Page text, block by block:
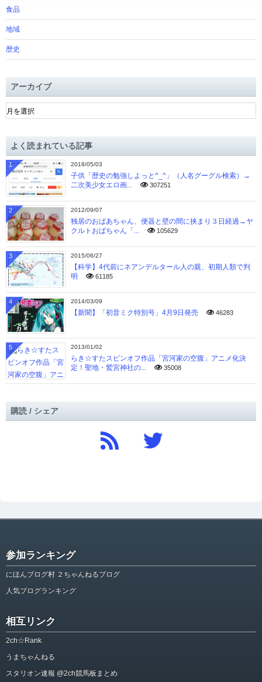
食品
地域
歴史
アーカイブ
ア
ー
ブよく読まれている記事
2018/05/03
子供「歴史の勉強しよっと^_^」（人名グーグル検索）→
二次美少女エロ画...
307251
1
2012/09/07
独居のおばあちゃん、便器と壁の間に挟まり３日経過→ヤ
クルトおばちゃん「...
105629
2
2015/06/27
【科学】4代前にネアンデルタール人の親、初期人類で判
明
61185
3
2014/03/09
【新聞】「初音ミク特別号」4月9日発売 46283
4
2013/01/02
らき☆すたスピンオフ作品「宮河家の空腹」アニメ化決
定！聖地・鷲宮神社の...
35008
5
購読 / シェア
参加ランキング
にほんブログ村 ２ちゃんねるブログ
人気ブログランキング
相互リンク
2ch☆Rank
うまちゃんねる
スタリオン速報 @2ch競馬板まとめ